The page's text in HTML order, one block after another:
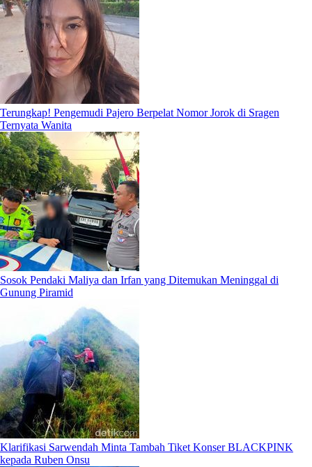
Terungkap! Pengemudi Pajero Berpelat Nomor Jorok di Sragen
Ternyata Wanita
Sosok Pendaki Maliya dan Irfan yang Ditemukan Meninggal di
Gunung Piramid
Klarifikasi Sarwendah Minta Tambah Tiket Konser BLACKPINK
kepada Ruben Onsu